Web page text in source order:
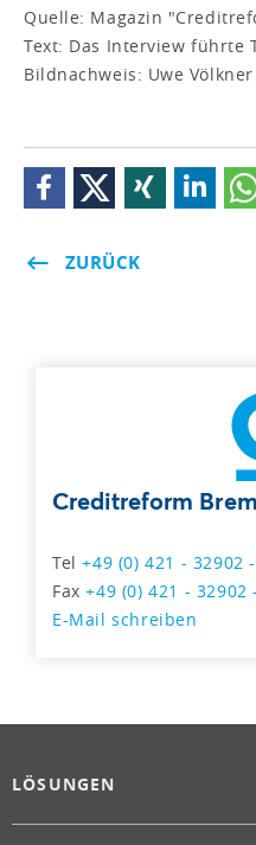
Quelle: Magazin
Text: Das Interview führte
Bildnachweis: Uwe
ZURÜCK
Creditreform
Tel+49 (0) 421 - 32902
Fax+49 (0) 421 - 32902
E-Mail schreiben
LÖSUNGEN